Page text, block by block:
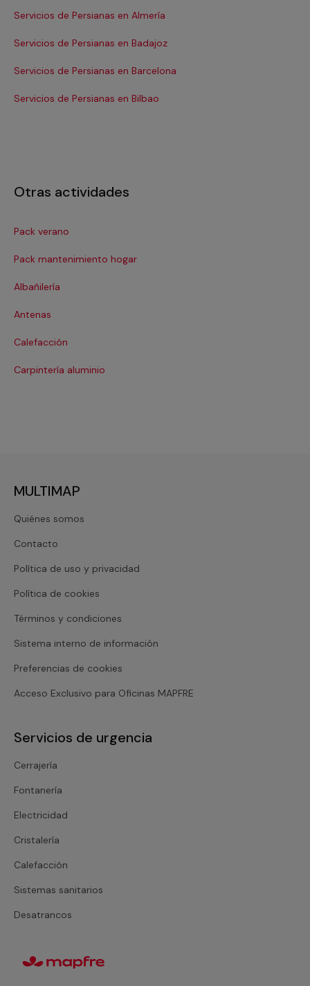
Servicios de Persianas en Almería
Servicios de Persianas en Badajoz
Servicios de Persianas en Barcelona
Servicios de Persianas en Bilbao
Otras actividades
Pack verano
Pack mantenimiento hogar
Albañilería
Antenas
Calefacción
Carpintería aluminio
MULTIMAP
Quiénes somos
Contacto
Política de uso y privacidad
Política de cookies
Términos y condiciones
Sistema interno de información
Preferencias de cookies
Acceso Exclusivo para Oficinas MAPFRE
Servicios de urgencia
Cerrajería
Fontanería
Electricidad
Cristalería
Calefacción
Sistemas sanitarios
Desatrancos